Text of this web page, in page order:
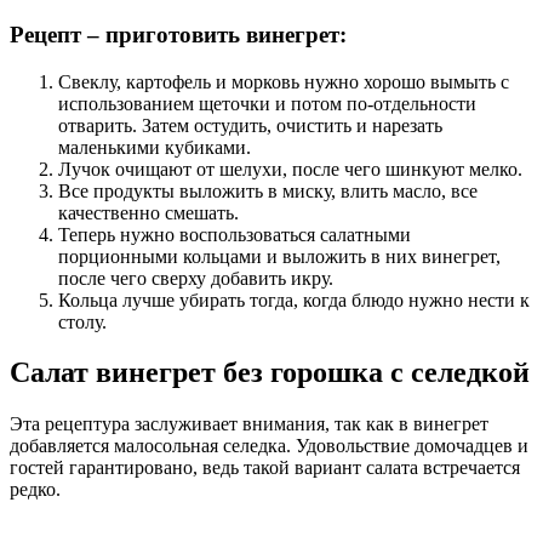
Рецепт – приготовить винегрет:
Свеклу, картофель и морковь нужно хорошо вымыть с
использованием щеточки и потом по-отдельности
отварить. Затем остудить, очистить и нарезать
маленькими кубиками.
Лучок очищают от шелухи, после чего шинкуют мелко.
Все продукты выложить в миску, влить масло, все
качественно смешать.
Теперь нужно воспользоваться салатными
порционными кольцами и выложить в них винегрет,
после чего сверху добавить икру.
Кольца лучше убирать тогда, когда блюдо нужно нести к
столу.
Салат винегрет без горошка с селедкой
Эта рецептура заслуживает внимания, так как в винегрет
добавляется малосольная селедка. Удовольствие домочадцев и
гостей гарантировано, ведь такой вариант салата встречается
редко.